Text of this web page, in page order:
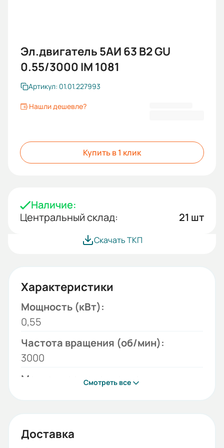
Эл.двигатель 5АИ 63 В2 GU
0.55/3000 IM 1081
Артикул: 01.01.227993
Нашли дешевле?
Купить в 1 клик
Наличие:
Центральный склад:
21 шт
Скачать ТКП
Характеристики
Мощность (кВт):
0,55
Частота вращения (об/мин):
3000
Монтажное исполнение:
220/380
Смотреть все
Доставка